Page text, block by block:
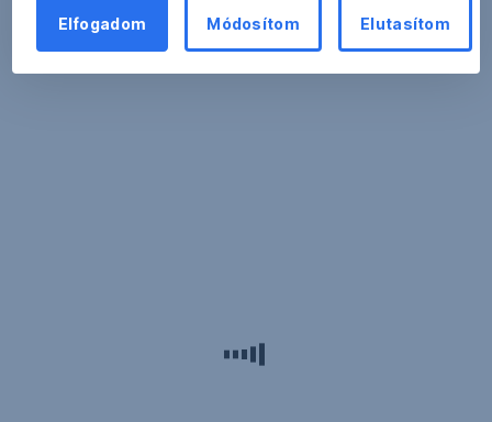
Elfogadom Módosítom Elutasítom